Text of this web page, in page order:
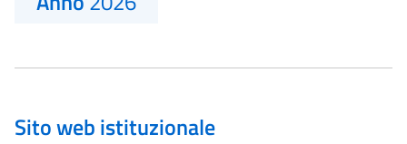
Sito web istituzionale